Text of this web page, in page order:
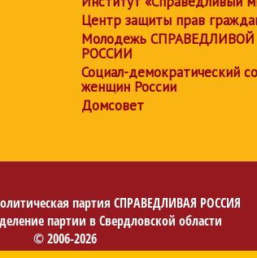
Центр защиты прав
Молодежь СПРАВЕДЛИВОЙ
РОССИИ
Социал-демократический
женщин России
Домсовет
партия СПРАВЕДЛИВАЯ РОССИЯ
партии в Свердловской области
© 2006-2026